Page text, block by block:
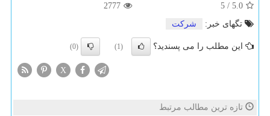
5.0
/
5
2777
تگهای خبر:
شركت
این مطلب را می پسندید؟ (1)
(0)
X
تازه ترین مطالب مرتبط